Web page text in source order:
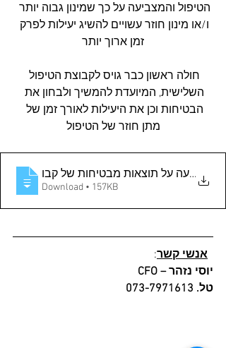
הטיפול והמצביעה על כך שמינון גבוה יותר
ו/או מינון חוזר עשויים להשיג יעילות לפרק
זמן ארוך יותר
חולה ראשון כבר גויס לקבוצת הטיפול
השלישית, המיועדת להמשיך ולבחון את
הבטיחות וכן את היעילות לאורך זמן של
מתן חוזר של הטיפול
מודיעה על תוצאות מבטיחות של קבו
Download • 157KB
אנשי קשר:
יוסי נזהר – CFO
טל. 073-7971613